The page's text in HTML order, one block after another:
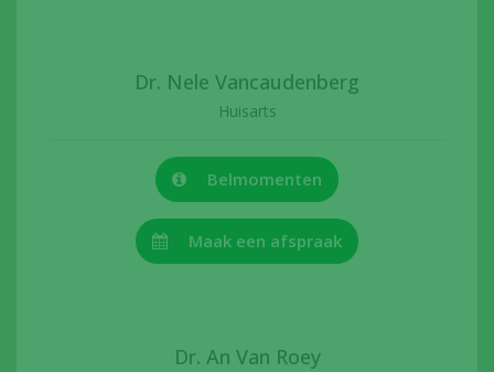
Dr. Nele Vancaudenberg
Huisarts
Belmomenten
Maak een afspraak
Dr. An Van Roey